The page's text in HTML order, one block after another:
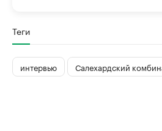
Теги
интервью Салехардский